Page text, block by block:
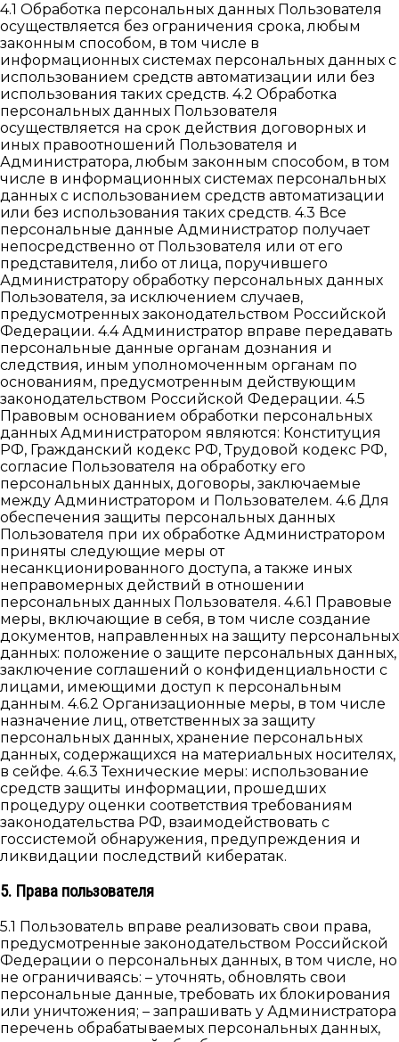
4.1 Обработка персональных данных Пользователя
осуществляется без ограничения срока, любым
законным способом, в том числе в
информационных системах персональных данных с
использованием средств автоматизации или без
использования таких средств. 4.2 Обработка
персональных данных Пользователя
осуществляется на срок действия договорных и
иных правоотношений Пользователя и
Администратора, любым законным способом, в том
числе в информационных системах персональных
данных с использованием средств автоматизации
или без использования таких средств. 4.3 Все
персональные данные Администратор получает
непосредственно от Пользователя или от его
представителя, либо от лица, поручившего
Администратору обработку персональных данных
Пользователя, за исключением случаев,
предусмотренных законодательством Российской
Федерации. 4.4 Администратор вправе передавать
персональные данные органам дознания и
следствия, иным уполномоченным органам по
основаниям, предусмотренным действующим
законодательством Российской Федерации. 4.5
Правовым основанием обработки персональных
данных Администратором являются: Конституция
РФ, Гражданский кодекс РФ, Трудовой кодекс РФ,
согласие Пользователя на обработку его
персональных данных, договоры, заключаемые
между Администратором и Пользователем. 4.6 Для
обеспечения защиты персональных данных
Пользователя при их обработке Администратором
приняты следующие меры от
несанкционированного доступа, а также иных
неправомерных действий в отношении
персональных данных Пользователя. 4.6.1 Правовые
меры, включающие в себя, в том числе создание
документов, направленных на защиту персональных
данных: положение о защите персональных данных,
заключение соглашений о конфиденциальности с
лицами, имеющими доступ к персональным
данным. 4.6.2 Организационные меры, в том числе
назначение лиц, ответственных за защиту
персональных данных, хранение персональных
данных, содержащихся на материальных носителях,
в сейфе. 4.6.3 Технические меры: использование
средств защиты информации, прошедших
процедуру оценки соответствия требованиям
законодательства РФ, взаимодействовать с
госсистемой обнаружения, предупреждения и
ликвидации последствий кибератак.
5. Права пользователя
5.1 Пользователь вправе реализовать свои права,
предусмотренные законодательством Российской
Федерации о персональных данных, в том числе, но
не ограничиваясь: – уточнять, обновлять свои
персональные данные, требовать их блокирования
или уничтожения; – запрашивать у Администратора
перечень обрабатываемых персональных данных,